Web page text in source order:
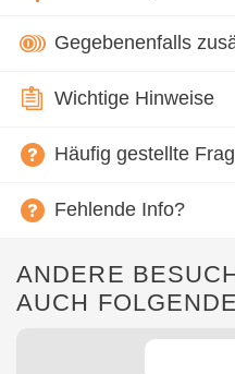
Gegebenenfalls
Wichtige Hinweise
Häufig gestellte
Fehlende Info?
ANDERE
AUCH